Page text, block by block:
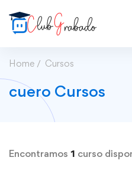
Home Cursos
cuero Cursos
Encontramos 1 curso